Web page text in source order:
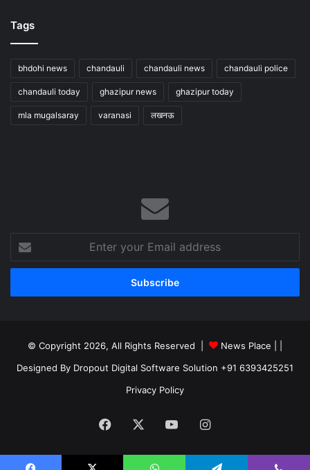
Tags
bhdohi news chandauli chandauli news chandauli police
chandauli today ghazipur news ghazipur today
mla mugalsaray varanasi लखनऊ
your
Email
© Copyright 2026, All Rights Reserved | News Place |
Designed By Dropout Digital Software Solution +91 6393425251
Privacy Policy
Facebook YouTubeInstagram